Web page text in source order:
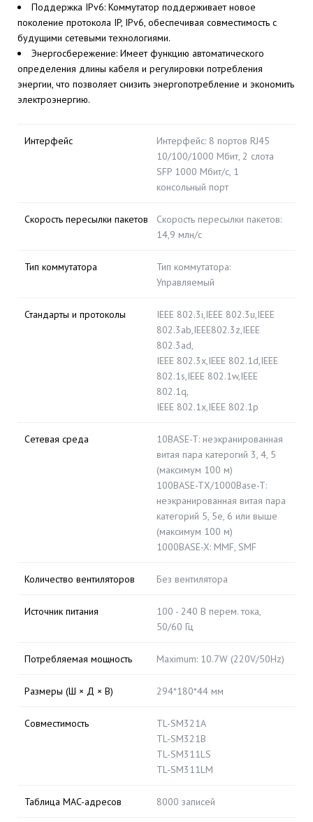
Поддержка IPv6: Коммутатор поддерживает новое
поколение протокола IP, IPv6, обеспечивая совместимость с
будущими сетевыми технологиями.
Энергосбережение: Имеет функцию автоматического
определения длины кабеля и регулировки потребления
энергии, что позволяет снизить энергопотребление и экономить
электроэнергию.
Интерфейс
Интерфейс: 8 портов RJ45
10/100/1000 Мбит, 2 слота
SFP 1000 Мбит/с, 1
консольный порт
Скорость пересылки пакетов
Скорость пересылки пакетов:
14,9 млн/c
Тип коммутатора
Тип коммутатора:
Управляемый
Стандарты и протоколы
IEEE 802.3i,IEEE 802.3u,IEEE
802.3ab,IEEE802.3z,IEEE
802.3ad,
IEEE 802.3x,IEEE 802.1d,IEEE
802.1s,IEEE 802.1w,IEEE
802.1q,
IEEE 802.1x,IEEE 802.1p
Сетевая среда
10BASE-T: неэкранированная
витая пара катерогий 3, 4, 5
(максимум 100 м)
100BASE-TX/1000Base-T:
неэкранированная витая пара
категорий 5, 5e, 6 или выше
(максимум 100 м)
1000BASE-X: MMF, SMF
Количество вентиляторов Без вентилятора
Источник питания
100 - 240 В перем. тока,
50/60 Гц
Потребляемая мощность Maximum: 10.7W (220V/50Hz)
Размеры (Ш × Д × В) 294*180*44 мм
Совместимость
TL-SM321A
TL-SM321B
TL-SM311LS
TL-SM311LM
Таблица MAC-адресов 8000 записей